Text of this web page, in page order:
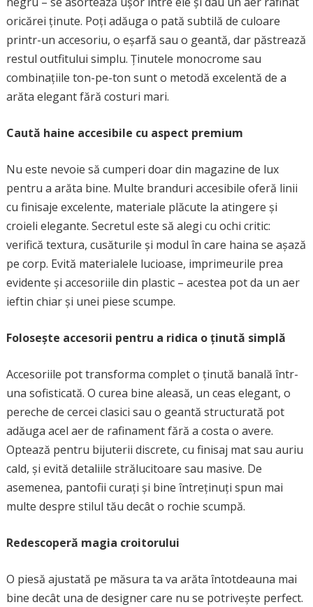
oricărei ținute. Poți adăuga o pată subtilă de culoare
printr-un accesoriu, o eșarfă sau o geantă, dar păstrează
restul outfitului simplu. Ținutele monocrome sau
combinațiile ton-pe-ton sunt o metodă excelentă de a
arăta elegant fără costuri mari.
Caută haine accesibile cu aspect premium
Nu este nevoie să cumperi doar din magazine de lux
pentru a arăta bine. Multe branduri accesibile oferă linii
cu finisaje excelente, materiale plăcute la atingere și
croieli elegante. Secretul este să alegi cu ochi critic:
verifică textura, cusăturile și modul în care haina se așază
pe corp. Evită materialele lucioase, imprimeurile prea
evidente și accesoriile din plastic – acestea pot da un aer
ieftin chiar și unei piese scumpe.
Folosește accesorii pentru a ridica o ținută simplă
Accesoriile pot transforma complet o ținută banală într-
una sofisticată. O curea bine aleasă, un ceas elegant, o
pereche de cercei clasici sau o geantă structurată pot
adăuga acel aer de rafinament fără a costa o avere.
Optează pentru bijuterii discrete, cu finisaj mat sau auriu
cald, și evită detaliile strălucitoare sau masive. De
asemenea, pantofii curați și bine întreținuți spun mai
multe despre stilul tău decât o rochie scumpă.
Redescoperă magia croitorului
O piesă ajustată pe măsura ta va arăta întotdeauna mai
bine decât una de designer care nu se potrivește perfect.